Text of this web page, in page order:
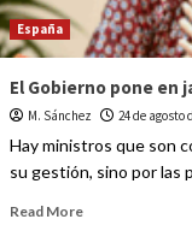
España
El Gobierno pone en
M. Sánchez 24 de agosto
Hay ministros que son
su gestión, sino por las
Read More